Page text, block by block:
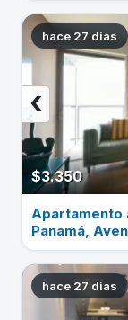
hace 27 dias
$3.350
‹
Apartamento
Panamá,
hace 27 dias